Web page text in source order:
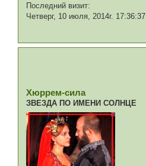
Последний визит:
Четверг, 10 июля, 2014г. 17:36:37
Хюррем-сила
ЗВЕЗДА ПО ИМЕНИ СОЛНЦЕ